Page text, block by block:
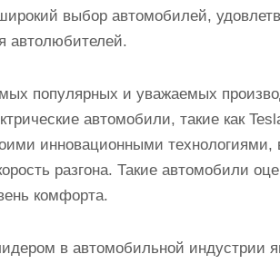
выбор автомобилей,
автолюбителей.
популярных и уважаемых
автомобили, такие как
инновационными технологиями,
разгона. Такие автомобили
комфорта.
в автомобильной индустрии